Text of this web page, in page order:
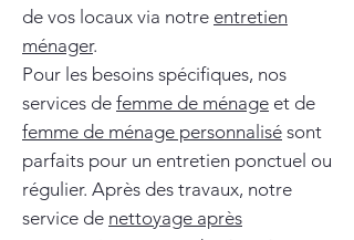
de vos locaux via notre entretien
ménager.
Pour les besoins spécifiques, nos
services de femme de ménage et de
femme de ménage personnalisé sont
parfaits pour un entretien ponctuel ou
régulier. Après des travaux, notre
service de nettoyage après